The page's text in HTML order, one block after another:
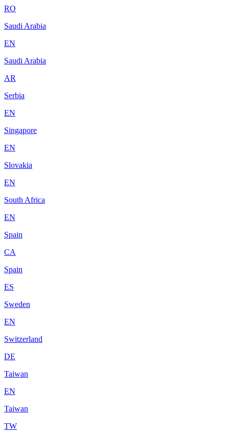
RO
Saudi Arabia
EN
Saudi Arabia
AR
Serbia
EN
Singapore
EN
Slovakia
EN
South Africa
EN
Spain
CA
Spain
ES
Sweden
EN
Switzerland
DE
Taiwan
EN
Taiwan
TW